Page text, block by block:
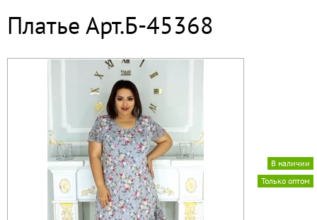
Платье Арт.Б-45368
Только оптом
В наличии